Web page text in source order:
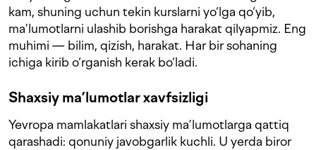
kam, shuning uchun tekin kurslarni yo‘lga qo‘yib,
ma’lumotlarni ulashib borishga harakat qilyapmiz. Eng
muhimi — bilim, qizish, harakat. Har bir sohaning
ichiga kirib o‘rganish kerak bo‘ladi.
Shaxsiy ma’lumotlar xavfsizligi
Yevropa mamlakatlari shaxsiy ma’lumotlarga qattiq
qarashadi: qonuniy javobgarlik kuchli. U yerda biror